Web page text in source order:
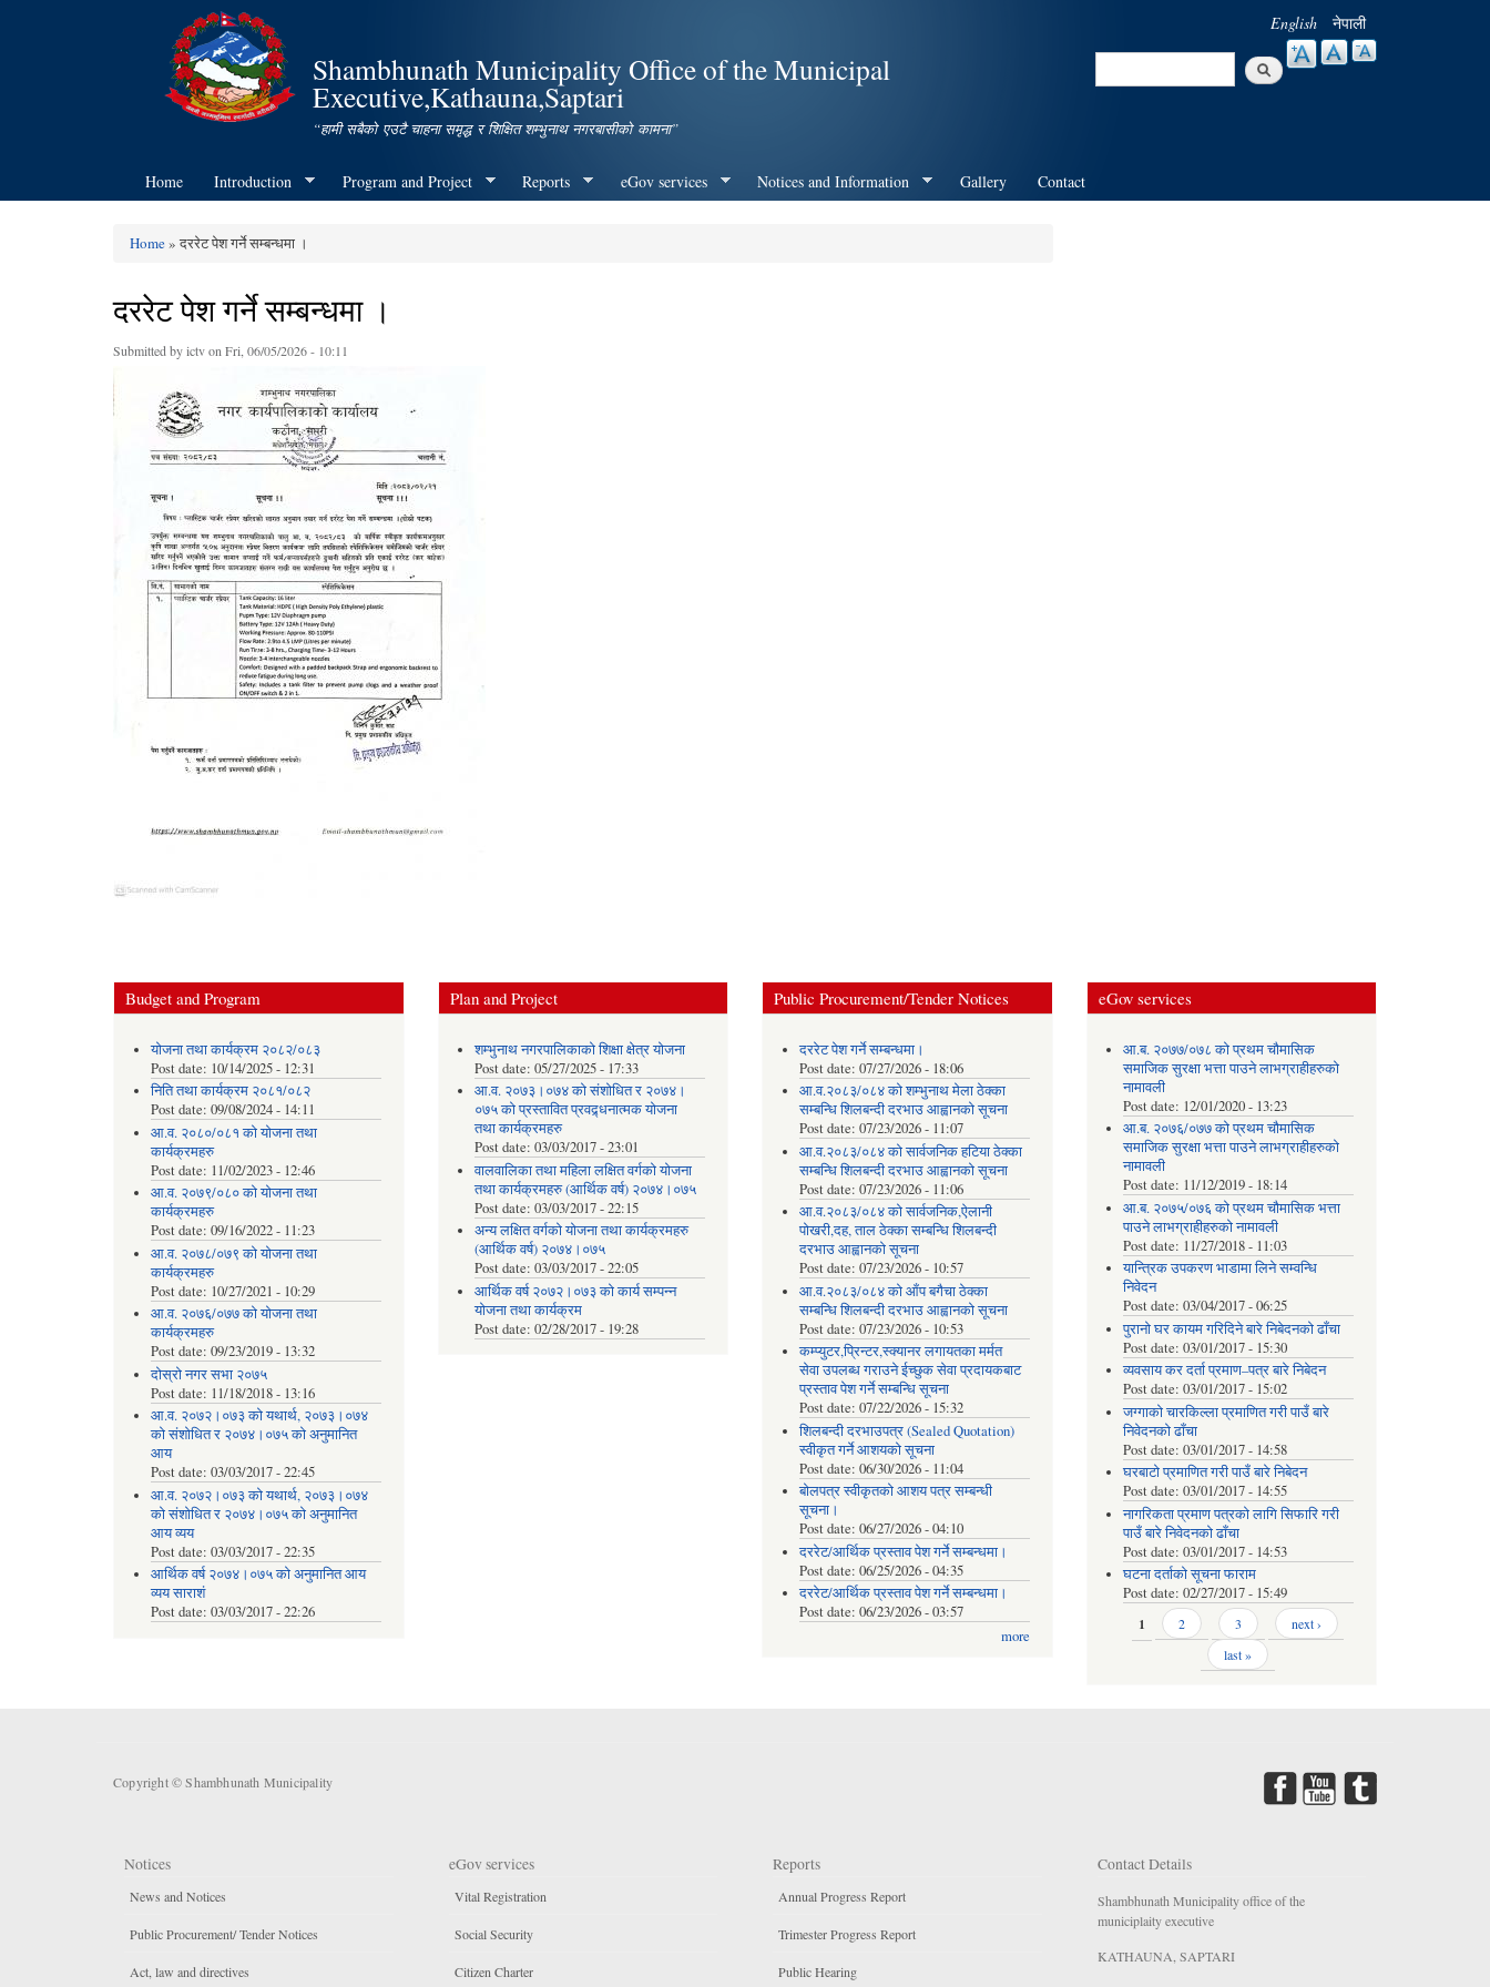
content
Shambhunath Municipality Office of the Municipal
Executive,Kathauna,Saptari
“हामी सबैको एउटै चाहना समृद्ध र शिक्षित शम्भुनाथ नगरबासीको कामना”
English नेपाली
Search
Home Introduction Program and Project Reports eGov services Notices and Information Gallery Contact
Home» दररेट पेश गर्ने सम्बन्धमा ।
दररेट पेश गर्ने सम्बन्धमा ।
Submitted byictvon Fri, 06/05/2026 - 10:11
Budget and Program
योजना तथा कार्यक्रम २०८२/०८३
Post date: 10/14/2025 - 12:31
निति तथा कार्यक्रम २०८१/०८२
Post date: 09/08/2024 - 14:11
आ.व. २०८०/०८१ को योजना तथा
कार्यक्रमहरु
Post date: 11/02/2023 - 12:46
आ.व. २०७९/०८० को योजना तथा
कार्यक्रमहरु
Post date: 09/16/2022 - 11:23
आ.व. २०७८/०७९ को योजना तथा
कार्यक्रमहरु
Post date: 10/27/2021 - 10:29
आ.व. २०७६/०७७ को योजना तथा
कार्यक्रमहरु
Post date: 09/23/2019 - 13:32
दोस्रो नगर सभा २०७५
Post date: 11/18/2018 - 13:16
आ.व. २०७२।०७३ को यथार्थ, २०७३।०७४
को संशोधित र २०७४।०७५ को अनुमानित
आय
Post date: 03/03/2017 - 22:45
आ.व. २०७२।०७३ को यथार्थ, २०७३।०७४
को संशोधित र २०७४।०७५ को अनुमानित
आय व्यय
Post date: 03/03/2017 - 22:35
आर्थिक वर्ष २०७४।०७५ को अनुमानित आय
व्यय साराशं
Post date: 03/03/2017 - 22:26
Plan and Project
शम्भुनाथ नगरपालिकाको शिक्षा क्षेत्र योजना
Post date:05/27/2025 - 17:33
आ.व. २०७३।०७४ को संशोधित र २०७४।
०७५ को प्रस्तावित प्रवद्र्धनात्मक योजना
तथा कार्यक्रमहरु
Post date:03/03/2017 - 23:01
वालवालिका तथा महिला लक्षित वर्गको योजना
तथा कार्यक्रमहरु (आर्थिक वर्ष) २०७४।०७५
Post date:03/03/2017 - 22:15
अन्य लक्षित वर्गको योजना तथा कार्यक्रमहरु
(आर्थिक वर्ष) २०७४।०७५
Post date:03/03/2017 - 22:05
आर्थिक वर्ष २०७२।०७३ को कार्य सम्पन्न
योजना तथा कार्यक्रम
Post date:02/28/2017 - 19:28
Public Procurement/Tender Notices
दररेट पेश गर्ने सम्बन्धमा।
Post date: 07/27/2026 - 18:06
आ.व.२०८३/०८४ को शम्भुनाथ मेला ठेक्का
सम्बन्धि शिलबन्दी दरभाउ आह्वानको सूचना
Post date: 07/23/2026 - 11:07
आ.व.२०८३/०८४ को सार्वजनिक हटिया ठेक्का
सम्बन्धि शिलबन्दी दरभाउ आह्वानको सूचना
Post date: 07/23/2026 - 11:06
आ.व.२०८३/०८४ को सार्वजनिक,ऐलानी
पोखरी,दह, ताल ठेक्का सम्बन्धि शिलबन्दी
दरभाउ आह्वानको सूचना
Post date: 07/23/2026 - 10:57
आ.व.२०८३/०८४ को आँप बगैचा ठेक्का
सम्बन्धि शिलबन्दी दरभाउ आह्वानको सूचना
Post date: 07/23/2026 - 10:53
कम्प्युटर,प्रिन्टर,स्क्यानर लगायतका मर्मत
सेवा उपलब्ध गराउने ईच्छुक सेवा प्रदायकबाट
प्रस्ताव पेश गर्ने सम्बन्धि सूचना
Post date: 07/22/2026 - 15:32
शिलबन्दी दरभाउपत्र (Sealed Quotation)
स्वीकृत गर्ने आशयको सूचना
Post date: 06/30/2026 - 11:04
बोलपत्र स्वीकृतको आशय पत्र सम्बन्धी
सूचना।
Post date: 06/27/2026 - 04:10
दररेट/आर्थिक प्रस्ताव पेश गर्ने सम्बन्धमा।
Post date: 06/25/2026 - 04:35
दररेट/आर्थिक प्रस्ताव पेश गर्ने सम्बन्धमा।
Post date: 06/23/2026 - 03:57
more
eGov services
आ.ब. २०७७/०७८ को प्रथम चौमासिक
समाजिक सुरक्षा भत्ता पाउने लाभग्राहीहरुको
नामावली
Post date: 12/01/2020 - 13:23
आ.ब. २०७६/०७७ को प्रथम चौमासिक
समाजिक सुरक्षा भत्ता पाउने लाभग्राहीहरुको
नामावली
Post date: 11/12/2019 - 18:14
आ.ब. २०७५/०७६ को प्रथम चौमासिक भत्ता
पाउने लाभग्राहीहरुको नामावली
Post date: 11/27/2018 - 11:03
यान्त्रिक उपकरण भाडामा लिने सम्वन्धि
निवेदन
Post date:03/04/2017 - 06:25
पुरानो घर कायम गरिदिने बारे निबेदनको ढाँचा
Post date:03/01/2017 - 15:30
व्यवसाय कर दर्ता प्रमाण–पत्र बारे निबेदन
Post date:03/01/2017 - 15:02
जग्गाको चारकिल्ला प्रमाणित गरी पाउँ बारे
निवेदनको ढाँचा
Post date:03/01/2017 - 14:58
घरबाटो प्रमाणित गरी पाउँ बारे निबेदन
Post date:03/01/2017 - 14:55
नागरिकता प्रमाण पत्रको लागि सिफारि गरी
पाउँ बारे निवेदनको ढाँचा
Post date:03/01/2017 - 14:53
घटना दर्ताको सूचना फाराम
Post date:02/27/2017 - 15:49
Pages
1 2 3
next ›
last »
Copyright © Shambhunath Municipality
Notices
News and Notices
Public Procurement/ Tender Notices
Act, law and directives
eGov services
Vital Registration
Social Security
Citizen Charter
Reports
Annual Progress Report
Trimester Progress Report
Public Hearing
Contact Details
Shambhunath Municipality office of the
municiplaity executive
KATHAUNA, SAPTARI